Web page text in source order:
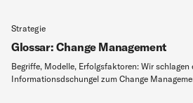
Strategie
Glossar: Change Management
Begriffe, Modelle, Erfolgsfaktoren: Wir schlagen
Informationsdschungel zum Change